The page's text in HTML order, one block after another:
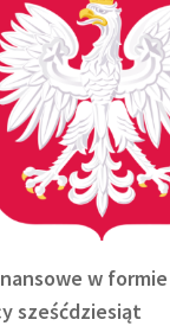
w formie
sześćdziesiąt